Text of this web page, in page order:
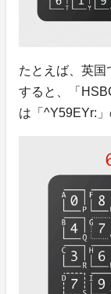
たとえば、英国
すると、「
は「^Y59EYr: